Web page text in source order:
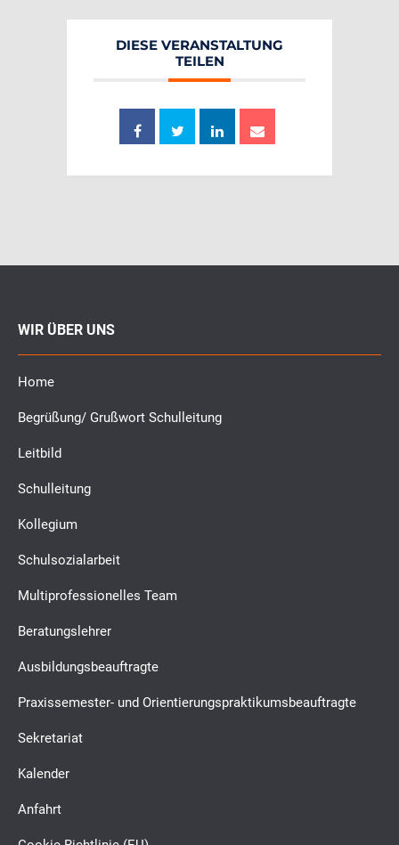
DIESE VERANSTALTUNG
TEILEN
WIR ÜBER UNS
Home
Begrüßung/ Grußwort Schulleitung
Leitbild
Schulleitung
Kollegium
Schulsozialarbeit
Multiprofessionelles Team
Beratungslehrer
Ausbildungsbeauftragte
Praxissemester- und Orientierungspraktikumsbeauftragte
Sekretariat
Kalender
Anfahrt